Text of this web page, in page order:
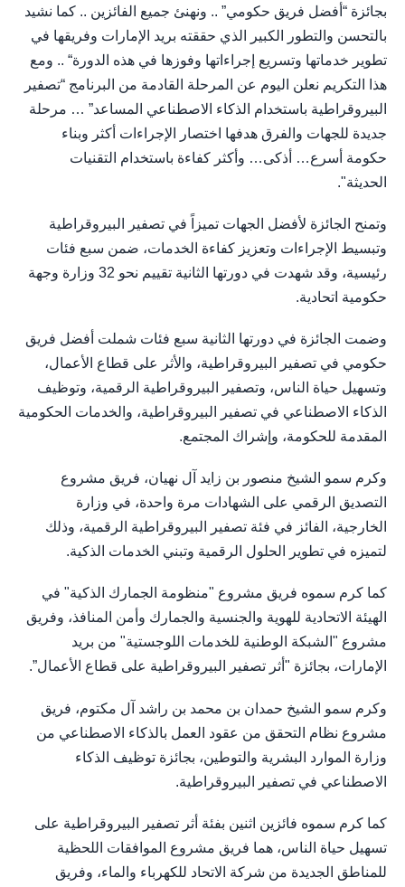
بجائزة “أفضل فريق حكومي” .. ونهنئ جميع الفائزين .. كما نشيد
بالتحسن والتطور الكبير الذي حققته بريد الإمارات وفريقها في
تطوير خدماتها وتسريع إجراءاتها وفوزها في هذه الدورة“ .. ومع
هذا التكريم نعلن اليوم عن المرحلة القادمة من البرنامج “تصفير
البيروقراطية باستخدام الذكاء الاصطناعي المساعد” … مرحلة
جديدة للجهات والفرق هدفها اختصار الإجراءات أكثر وبناء
حكومة أسرع… أذكى… وأكثر كفاءة باستخدام التقنيات
الحديثة".
وتمنح الجائزة لأفضل الجهات تميزاً في تصفير البيروقراطية
وتبسيط الإجراءات وتعزيز كفاءة الخدمات، ضمن سبع فئات
رئيسية، وقد شهدت في دورتها الثانية تقييم نحو 32 وزارة وجهة
حكومية اتحادية.
وضمت الجائزة في دورتها الثانية سبع فئات شملت أفضل فريق
حكومي في تصفير البيروقراطية، والأثر على قطاع الأعمال،
وتسهيل حياة الناس، وتصفير البيروقراطية الرقمية، وتوظيف
الذكاء الاصطناعي في تصفير البيروقراطية، والخدمات الحكومية
المقدمة للحكومة، وإشراك المجتمع.
وكرم سمو الشيخ منصور بن زايد آل نهيان، فريق مشروع
التصديق الرقمي على الشهادات مرة واحدة، في وزارة
الخارجية، الفائز في فئة تصفير البيروقراطية الرقمية، وذلك
لتميزه في تطوير الحلول الرقمية وتبني الخدمات الذكية.
كما كرم سموه فريق مشروع "منظومة الجمارك الذكية" في
الهيئة الاتحادية للهوية والجنسية والجمارك وأمن المنافذ، وفريق
مشروع "الشبكة الوطنية للخدمات اللوجستية" من بريد
الإمارات، بجائزة "أثر تصفير البيروقراطية على قطاع الأعمال”.
وكرم سمو الشيخ حمدان بن محمد بن راشد آل مكتوم، فريق
مشروع نظام التحقق من عقود العمل بالذكاء الاصطناعي من
وزارة الموارد البشرية والتوطين، بجائزة توظيف الذكاء
الاصطناعي في تصفير البيروقراطية.
كما كرم سموه فائزين اثنين بفئة أثر تصفير البيروقراطية على
تسهيل حياة الناس، هما فريق مشروع الموافقات اللحظية
للمناطق الجديدة من شركة الاتحاد للكهرباء والماء، وفريق